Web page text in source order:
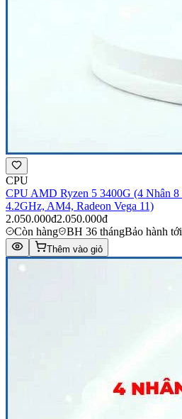
CPU
CPU AMD Ryzen 5 3400G (4 Nhân
4.2GHz, AM4, Radeon Vega 11)
2.050.000đ2.050.000đ
Còn hàng
BH 36 thángBảo hành
Thêm vào giỏ